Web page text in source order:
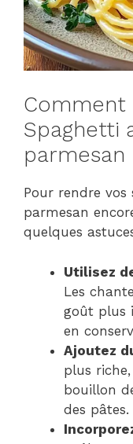
Comment
Spaghetti
parmesan
Pour rendre
parmesan
quelques
Utilisez
Les
goût plus
en
Ajoutez
plus
bouillon
des pâtes.